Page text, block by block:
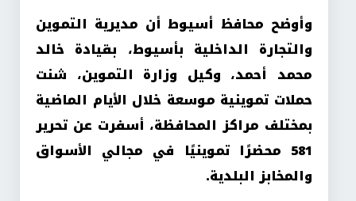
وأوضح محافظ أسيوط أن مديرية التموين
والتجارة الداخلية بأسيوط، بقيادة خالد
محمد أحمد، وكيل وزارة التموين، شنت
حملات تموينية موسعة خلال الأيام الماضية
بمختلف مراكز المحافظة، أسفرت عن تحرير
581 محضرًا تموينيًا في مجالي الأسواق
والمخابز البلدية.